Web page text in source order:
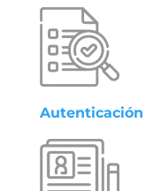
Autenticación